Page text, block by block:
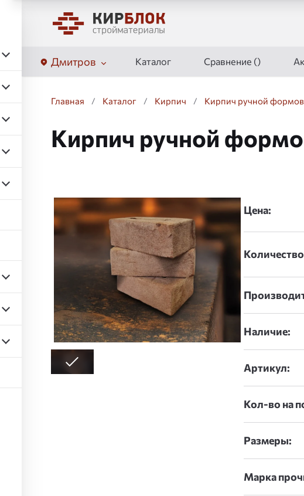
Дмитров Каталог Сравнение ()
Главная / Каталог / Кирпич / Кирпич ручной
Кирпич ручной
Слайдшоу Цена:
Наличие:
Артикул:
Кол-во на
Размеры:
Марка